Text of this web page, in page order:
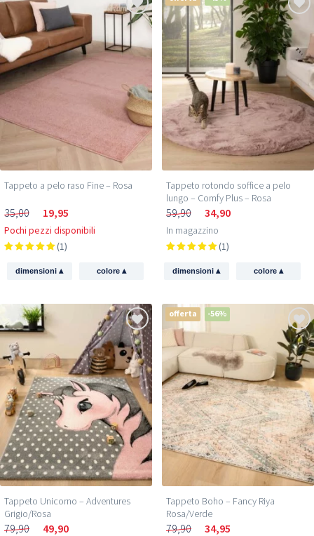
Tappeto a pelo raso Fine – Rosa
35,00 19,95
Pochi pezzi disponibili
(1)
dimensioni▴ colore ▴
Tappeto rotondo soffice a pelo
lungo – Comfy Plus – Rosa
59,90 34,90
In magazzino
(1)
dimensioni▴ colore ▴
Tappeto Unicorno – Adventures
Grigio/Rosa
79,90 49,90
offerta -56%
Tappeto Boho – Fancy Riya
Rosa/Verde
79,90 34,95